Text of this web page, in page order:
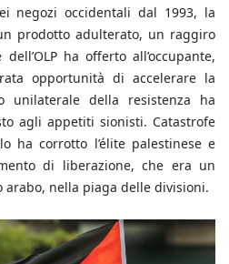
negozi occidentali dal 1993, la
prodotto adulterato, un raggiro
ha offerto all’occupante,
opportunità di accelerare la
unilaterale della resistenza ha
agli appetiti sionisti. Catastrofe
ha corrotto l’élite palestinese e
di liberazione, che era un
arabo, nella piaga delle divisioni.